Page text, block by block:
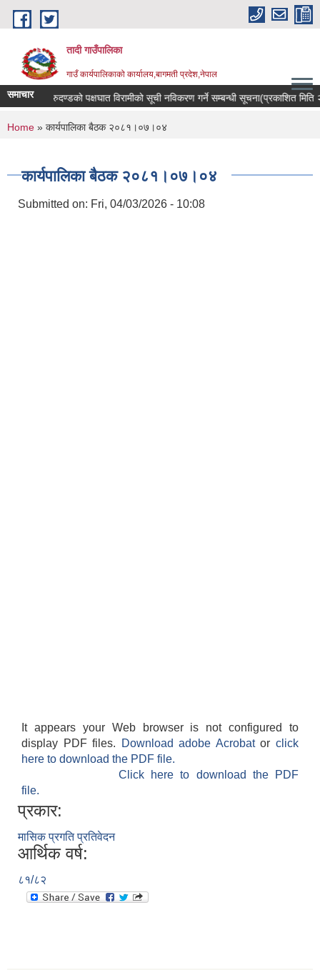
Skip to main content
तादी गाउँपालिका
गाउँ कार्यपालिकाको कार्यालय,बागमती प्रदेश,नेपाल
समाचाररोगी र मेरुदण्डको पक्षघात विरामीको सूची नविकरण गर्ने सम्बन्धी सूचना(प्रकाशित
You are here
Home » कार्यपालिका बैठक २०८१।०७।०४
कार्यपालिका बैठक २०८१।०७।०४
Submitted on: Fri, 04/03/2026 - 10:08
It appears your Web browser is not configured to
display PDF files.
Download adobe Acrobatorclick
here to download the PDF file.
Click here to download the PDF
file.
प्रकार:
मासिक प्रगति प्रतिवेदन
आर्थिक वर्ष:
८१/८२